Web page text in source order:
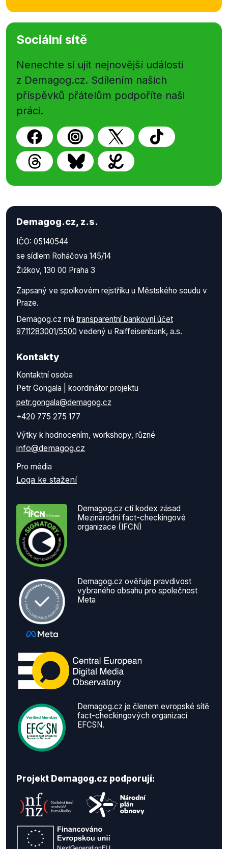
Sociální sítě
Nenechte si ujít nejnovější události
z Demagog.cz. Sdílením našich
příspěvků přátelům podpoříte naši
práci.
Demagog.cz, z.s.
IČO: 05140544
se sídlem Roháčova 145/14
Žižkov, 130 00 Praha 3
Zapsaný ve spolkovém rejstříku u Městského soudu v
Praze.
Demagog.cz má transparentní bankovní účet
9711283001/5500 vedený u Raiffeisenbank, a.s.
Kontakty
Kontaktní osoba
Petr Gongala | koordinátor projektu
petr.gongala@demagog.cz
+420 775 275 177
Výtky k hodnocením, workshopy, různé
info@demagog.cz
Pro média
Loga ke stažení
Demagog.cz ctí kodex zásad
Mezinárodní fact-checkingové
organizace (IFCN)
Demagog.cz ověřuje pravdivost
vybraného obsahu pro společnost
Meta
Demagog.cz je členem evropské sítě
fact-checkingových organizací
EFCSN.
Projekt Demagog.cz podporují: